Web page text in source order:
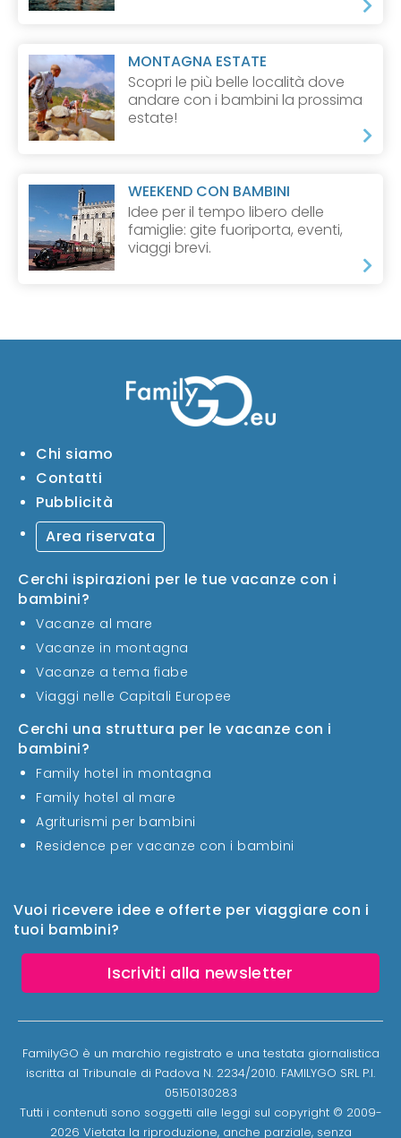
MONTAGNA ESTATE
Scopri le più belle località dove
andare con i bambini la prossima
estate!
WEEKEND CON BAMBINI
Idee per il tempo libero delle
famiglie: gite fuoriporta, eventi,
viaggi brevi.
Vuoi ricevere idee e offerte per viaggiare con i
tuoi bambini?
Iscriviti alla newsletter
Chi siamo
Contatti
Pubblicità
Area riservata
Cerchi ispirazioni per le tue vacanze con i
bambini?
Vacanze al mare
Vacanze in montagna
Vacanze a tema fiabe
Viaggi nelle Capitali Europee
Cerchi una struttura per le vacanze con i
bambini?
Family hotel in montagna
Family hotel al mare
Agriturismi per bambini
Residence per vacanze con i bambini
FamilyGO è un marchio registrato e una testata giornalistica
iscritta al Tribunale di Padova N. 2234/2010. FAMILYGO SRL P.I.
05150130283
Tutti i contenuti sono soggetti alle leggi sul copyright © 2009-
2026 Vietata la riproduzione, anche parziale, senza